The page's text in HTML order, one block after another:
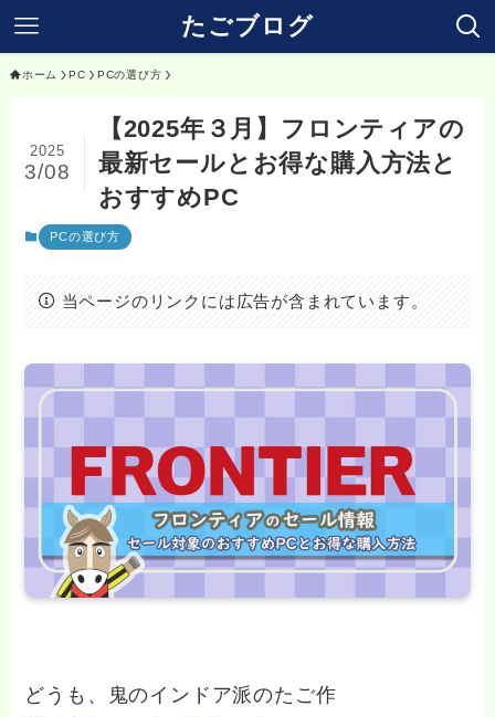
たごブログ
ホーム PC PCの選び方
【2025年３月】フロンティアの
最新セールとお得な購入方法と
おすすめPC
2025
3/08
PCの選び方
当ページのリンクには広告が含まれています。
どうも、鬼のインドア派のたご作